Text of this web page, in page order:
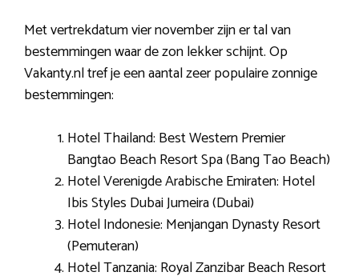
Met vertrekdatum vier november zijn er tal van
bestemmingen waar de zon lekker schijnt. Op
Vakanty.nl tref je een aantal zeer populaire zonnige
bestemmingen:
Hotel Thailand: Best Western Premier
Bangtao Beach Resort Spa (Bang Tao Beach)
Hotel Verenigde Arabische Emiraten: Hotel
Ibis Styles Dubai Jumeira (Dubai)
Hotel Indonesie: Menjangan Dynasty Resort
(Pemuteran)
Hotel Tanzania: Royal Zanzibar Beach Resort